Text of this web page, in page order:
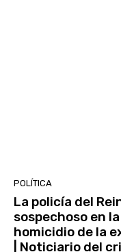
POLÍTICA
La policía del
sospechoso en
homicidio de la
| Noticiario del